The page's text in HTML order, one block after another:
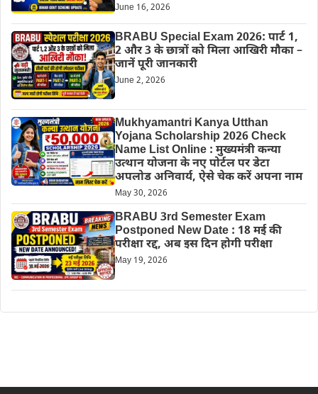
June 16, 2026
BRABU Special Exam 2026: पार्ट 1,
2 और 3 के छात्रों को मिला आखिरी मौका –
जानें पूरी जानकारी
June 2, 2026
Mukhyamantri Kanya Utthan
Yojana Scholarship 2026 Check
Name List Online : मुख्यमंत्री कन्या
उत्थान योजना के नए पोर्टल पर डेटा
अपलोड अनिवार्य, ऐसे चेक करें अपना नाम
May 30, 2026
BRABU 3rd Semester Exam
Postponed New Date : 18 मई की
परीक्षा रद्द, अब इस दिन होगी परीक्षा
May 19, 2026